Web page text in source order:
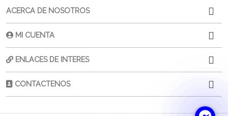
ACERCA DE NOSOTROS
MI CUENTA
ENLACES DE INTERES
CONTACTENOS